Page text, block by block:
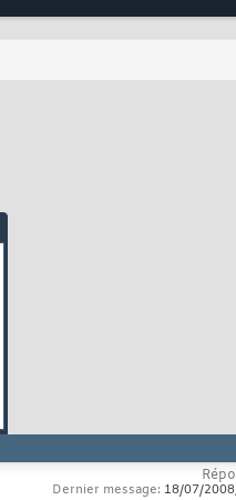
Dernier message: 18/07/2008,